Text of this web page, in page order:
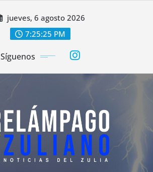
jueves, 6 agosto 2026
7:25:27 PM
Síguenos